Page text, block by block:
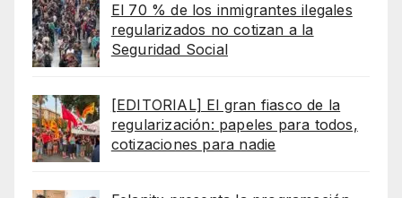
El 70 % de los inmigrantes ilegales
regularizados no cotizan a la
Seguridad Social
[EDITORIAL] El gran fiasco de la
regularización: papeles para todos,
cotizaciones para nadie